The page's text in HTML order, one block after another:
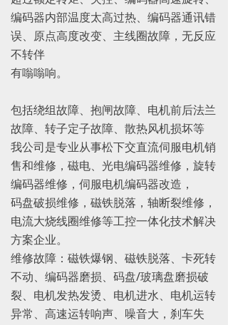
编码器内部温度太高过热、编码器通讯错
误、原点高度改变、主线圈故障，无反应
不转伴
有嗡嗡响。
包括绕组故障、抱闸故障、电机前后法兰
故障、转子定子故障、散热风机损坏等
我公司是专业从事松下交直流伺服电机销
售和维修，磁电、光电编码器维修，旋转
编码器维修，伺服电机编码器改造，
码盘破损维修，磁铁脱落，轴断裂维修，
电流大烧线圈维修等工控一体化技术解决
方案企业。
维修故障：磁铁爆钢、磁铁脱落、卡死转
不动、编码器磨损、码盘/玻璃盘磨损破
裂、电机发热发烫、电机进水、电机运转
异常、高速运转响声、噪音大，刹车失